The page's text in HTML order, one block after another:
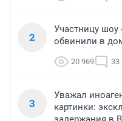
2
Участницу шоу
обвинили в
20 969 33
3
Уважал
картинки: